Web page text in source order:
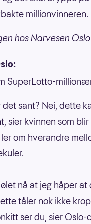
millionvinneren.
hos Narvesen
SuperLotto-
det sant? Nei, dette
sier kvinnen som
om hverandre
nå at jeg håper at
tåler nok ikke
ser du, sier Oslo-